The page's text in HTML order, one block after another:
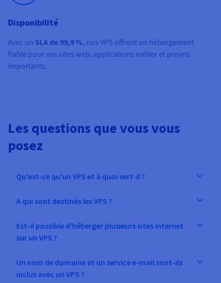
Disponibilité
Avec un SLA de 99,9 %, nos VPS offrent un hébergement
fiable pour vos sites web, applications métier et projets
importants.
Les questions que vous vous
posez
Qu'est-ce qu'un VPS et à quoi sert-il ?
A qui sont destinés les VPS ?
Est-il possible d'héberger plusieurs sites internet
sur un VPS ?
Un nom de domaine et un service e-mail sont-ils
inclus avec un VPS ?